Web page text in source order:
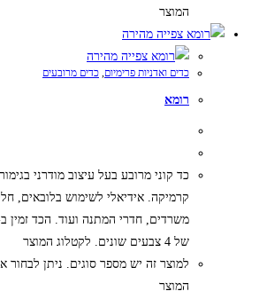
המוצר
צפייה מהירה
צפייה מהירה
כדים ואדניות פרימיום, כדים מרובעים
רומא
כד קוני מרובע בעל עיצוב מודרני
קרמיקה. אידיאלי לשימוש בלובאים,
של 4 צבעים שונים. לקטלוג המוצר
למוצר זה יש מספר סוגים. ניתן לבחור
המוצר